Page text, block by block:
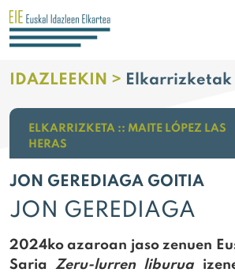
IDAZLEEKIN >
ELKARRIZKETA :: MAITE LÓPEZ LAS
HERAS
JON GEREDIAGA GOITIA
JON GEREDIAGA
2024ko azaroan jaso zenuen
Saria Zeru-lurren liburua